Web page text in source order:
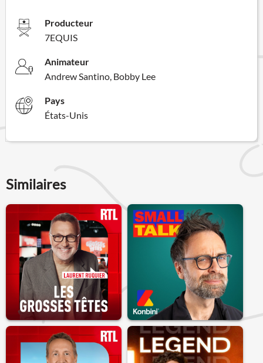
Producteur
7EQUIS
Animateur
Andrew Santino, Bobby Lee
Pays
États-Unis
Similaires